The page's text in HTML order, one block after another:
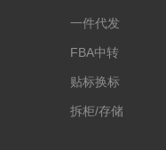
一件代发
FBA中转
贴标换标
拆柜/存储